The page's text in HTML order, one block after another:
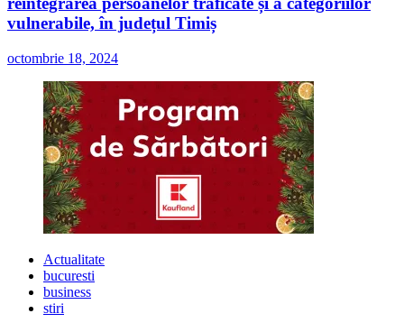
vulnerabile, în județul Timiș
octombrie 18, 2024
Actualitate
bucuresti
business
stiri